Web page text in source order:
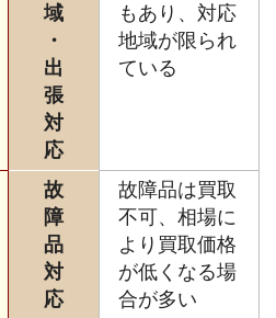
域
・
出
張
対
応
もあり、対応
地域が限られ
ている
故
障
品
対
応
故障品は買取
不可、相場に
より買取価格
が低くなる場
合が多い